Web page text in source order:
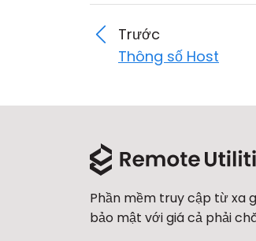
Trước
Thông số Host
Phần mềm truy cập từ xa
bảo mật với giá cả phải